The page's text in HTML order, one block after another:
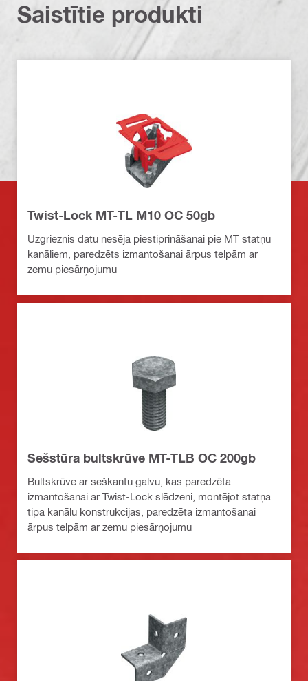
Saistītie produkti
Twist-Lock MT-TL M10 OC 50gb
Uzgrieznis datu nesēja piestiprināšanai pie MT statņu
kanāliem, paredzēts izmantošanai ārpus telpām ar
zemu piesārņojumu
Sešstūra bultskrūve MT-TLB OC 200gb
Bultskrūve ar seškantu galvu, kas paredzēta
izmantošanai ar Twist-Lock slēdzeni, montējot statņa
tipa kanālu konstrukcijas, paredzēta izmantošanai
ārpus telpām ar zemu piesārņojumu